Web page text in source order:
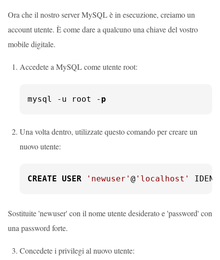
Ora che il nostro server MySQL è in esecuzione, creiamo un
account utente. È come dare a qualcuno una chiave del vostro
mobile digitale.
Accedete a MySQL come utente root:
mysql -u root - p
Una volta dentro, utilizzate questo comando per creare un
nuovo utente:
CREATE USER 'newuser' @ 'localhost'
Sostituite 'newuser' con il nome utente desiderato e 'password' con
una password forte.
Concedete i privilegi al nuovo utente: